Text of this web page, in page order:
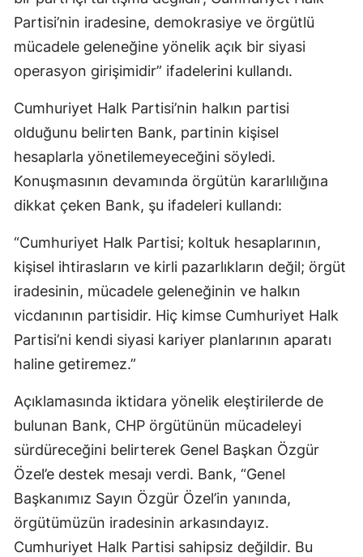
Partisi’nin iradesine, demokrasiye ve örgütlü
mücadele geleneğine yönelik açık bir siyasi
operasyon girişimidir” ifadelerini kullandı.
Cumhuriyet Halk Partisi’nin halkın partisi
olduğunu belirten Bank, partinin kişisel
hesaplarla yönetilemeyeceğini söyledi.
Konuşmasının devamında örgütün kararlılığına
dikkat çeken Bank, şu ifadeleri kullandı:
“Cumhuriyet Halk Partisi; koltuk hesaplarının,
kişisel ihtirasların ve kirli pazarlıkların değil; örgüt
iradesinin, mücadele geleneğinin ve halkın
vicdanının partisidir. Hiç kimse Cumhuriyet Halk
Partisi’ni kendi siyasi kariyer planlarının aparatı
haline getiremez.”
Açıklamasında iktidara yönelik eleştirilerde de
bulunan Bank, CHP örgütünün mücadeleyi
sürdüreceğini belirterek Genel Başkan Özgür
Özel’e destek mesajı verdi. Bank, “Genel
Başkanımız Sayın Özgür Özel’in yanında,
örgütümüzün iradesinin arkasındayız.
Cumhuriyet Halk Partisi sahipsiz değildir. Bu